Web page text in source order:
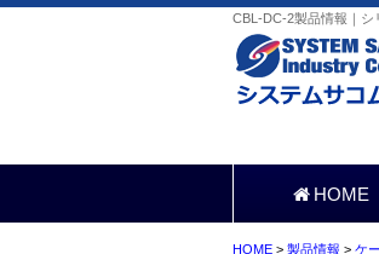
CBL-DC-2製品情報｜シ
HOME
HOME > 製品情報 > ケ